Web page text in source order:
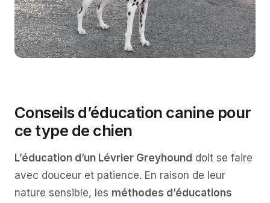
Conseils d’éducation canine pour
ce type de chien
L’éducation d’un Lévrier Greyhound doit se faire
avec douceur et patience. En raison de leur
nature sensible, les méthodes d’éducations